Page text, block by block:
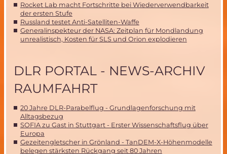
Rocket Lab macht Fortschritte bei Wiederverwendbarkeit
der ersten Stufe
Russland testet Anti-Satelliten-Waffe
Generalinspekteur der NASA: Zeitplan für Mondlandung
unrealistisch, Kosten für SLS und Orion explodieren
DLR PORTAL - NEWS-ARCHIV
RAUMFAHRT
20 Jahre DLR-Parabelflug - Grundlagenforschung mit
Alltagsbezug
SOFIA zu Gast in Stuttgart - Erster Wissenschaftsflug über
Europa
Gezeitengletscher in Grönland - TanDEM-X-Höhenmodelle
belegen stärksten Rückgang seit 80 Jahren